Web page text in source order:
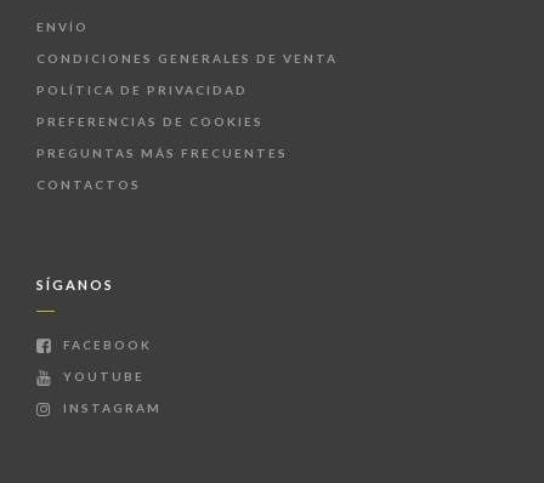
ENVÍO
CONDICIONES GENERALES DE VENTA
POLÍTICA DE PRIVACIDAD
PREFERENCIAS DE COOKIES
PREGUNTAS MÁS FRECUENTES
CONTACTOS
SÍGANOS
FACEBOOK
YOUTUBE
INSTAGRAM